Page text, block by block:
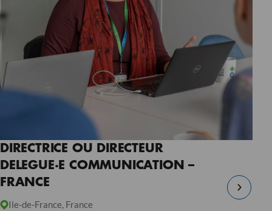
DIRECTRICE OU DIRECTEUR
DELEGUE·E COMMUNICATION –
FRANCE
Ile-de-France, France